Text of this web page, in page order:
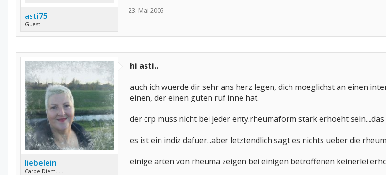
asti75
Guest
23. Mai 2005
liebelein
Carpe Diem.....
hi asti..
auch ich wuerde dir sehr ans herz legen, dich moeglichst an einen
einen, der einen guten ruf inne hat.
der crp muss nicht bei jeder enty.rheumaform stark erhoeht
es ist ein indiz dafuer...aber letztendlich sagt es nichts ueber die
einige arten von rheuma zeigen bei einigen betroffenen keinerlei